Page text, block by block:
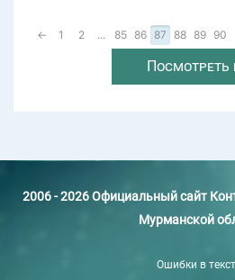
← 1 2 ... 85 86 87 88 89 90
Посмотреть
2006 - 2026 Официальный сайт
Мурманской
Ошибки в